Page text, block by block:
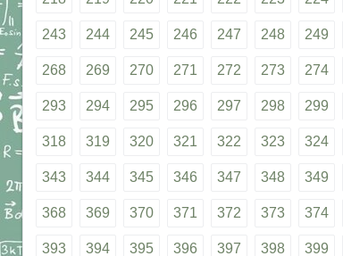
243 244 245 246 247 248 249
268 269 270 271 272 273 274
293 294 295 296 297 298 299
318 319 320 321 322 323 324
343 344 345 346 347 348 349
368 369 370 371 372 373 374
393 394 395 396 397 398 399